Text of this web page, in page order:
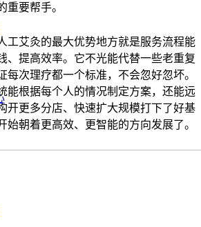
重要帮手。
工艾灸的最大优势地方就是服务流程能
、提高效率。它不光能代替一些老重复
每次理疗都一个标准，不会忽好忽坏。
能根据每个人的情况制定方案，还能远
开更多分店、快速扩大规模打下了好基
始朝着更高效、更智能的方向发展了。